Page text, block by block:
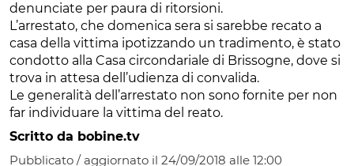
denunciate per paura di ritorsioni.
L’arrestato, che domenica sera si sarebbe recato a
casa della vittima ipotizzando un tradimento, è stato
condotto alla Casa circondariale di Brissogne, dove si
trova in attesa dell’udienza di convalida.
Le generalità dell’arrestato non sono fornite per non
far individuare la vittima del reato.
Scritto da bobine.tv
Pubblicato / aggiornato il 24/09/2018 alle 12:00